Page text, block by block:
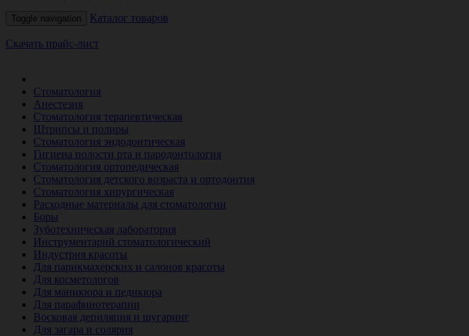
Toggle navigation Каталог товаров
Скачать прайс-лист
Стоматология
Анестезия
Стоматология терапевтическая
Штрипсы и полиры
Стоматология эндодонтическая
Гигиена полости рта и пародонтология
Стоматология ортопедическая
Стоматология детского возраста и ортодонтия
Стоматология хирургическая
Расходные материалы для стоматологии
Боры
Зуботехническая лаборатория
Инструментарий стоматологический
Индустрия красоты
Для парикмахерских и салонов красоты
Для косметологов
Для маникюра и педикюра
Для парафинотерапии
Восковая депиляция и шугаринг
Для загара и солярия